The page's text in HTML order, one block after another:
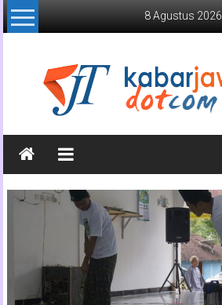
Lompat
ke
8 Agustus 2026
Kabar
Jawa
Timur